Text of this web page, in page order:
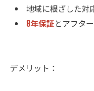
地域に根ざした対
8年保証とアフタ
デメリット：